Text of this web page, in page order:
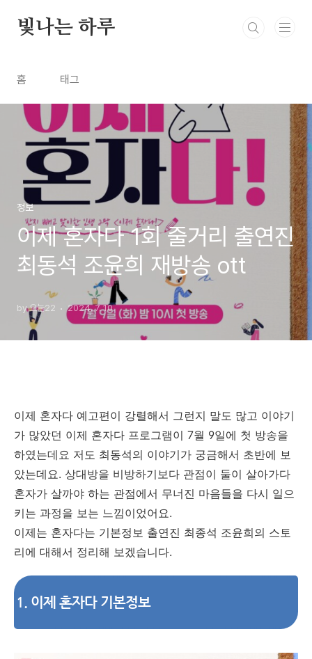
빛나는 하루
홈 태그
정보
이제 혼자다 1회 줄거리 출연진
최동석 조윤희 재방송 ott
by 오늘22 2024. 7. 10.
이제 혼자다 예고편이 강렬해서 그런지 말도 많고 이야기
가 많았던 이제 혼자다 프로그램이 7월 9일에 첫 방송을
하였는데요 저도 최동석의 이야기가 궁금해서 초반에 보
았는데요. 상대방을 비방하기보다 관점이 둘이 살아가다
혼자가 살까야 하는 관점에서 무너진 마음들을 다시 일으
키는 과정을 보는 느낌이었어요.
이제는 혼자다는 기본정보 출연진 최종석 조윤희의 스토
리에 대해서 정리해 보겠습니다.
1. 이제 혼자다 기본정보